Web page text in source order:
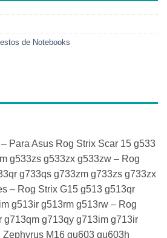
de Notebooks
Para Asus Rog Strix Scar 15 g533
g533zs g533zx g533zw – Rog
g733qs g733zm g733zs g733zx
– Rog Strix G15 g513 g513qr
g513ir g513rm g513rw – Rog
g713qm g713qy g713im g713ir
M16 gu603 gu603h